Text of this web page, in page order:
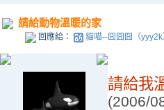
請給動物溫暖的家
回應給： 貓喵--囧囧囧（yyy2k
請給我
(2006/